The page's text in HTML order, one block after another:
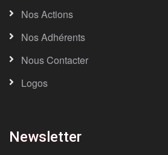
Nos Actions
Nos Adhérents
Nous Contacter
Logos
Newsletter